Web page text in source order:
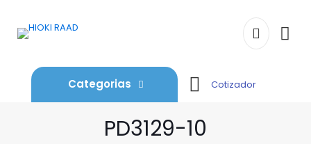
Categorias Cotizador
PD3129-10